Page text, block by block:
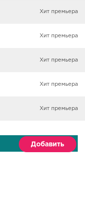
Хит премьера
Хит премьера
Хит премьера
Хит премьера
Хит премьера
Добавить